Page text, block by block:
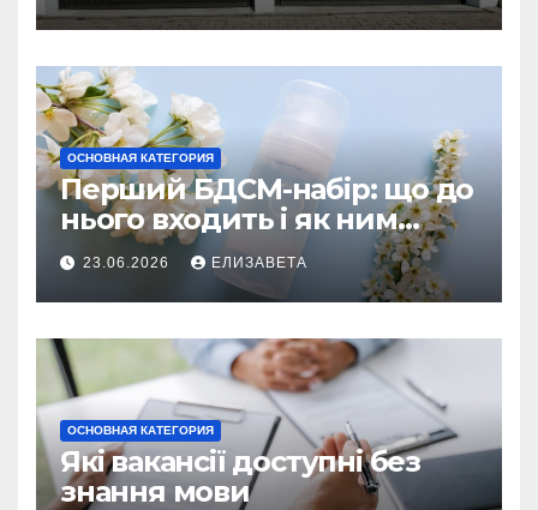
ОСНОВНАЯ КАТЕГОРИЯ
Перший БДСМ-набір: що до
нього входить і як ним
користуватися
23.06.2026 ЕЛИЗАВЕТА
ОСНОВНАЯ КАТЕГОРИЯ
Які вакансії доступні без
знання мови